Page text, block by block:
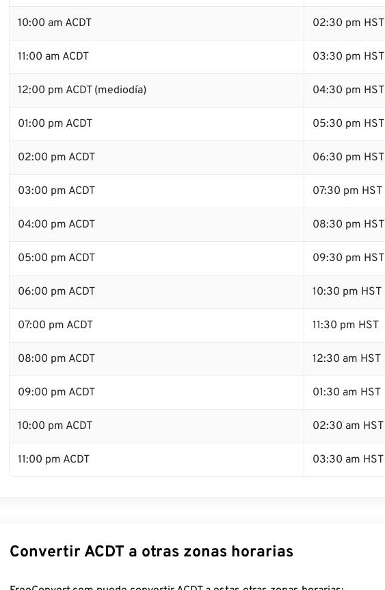
10:00 am ACDT 02:30 pm HST
11:00 am ACDT 03:30 pm HST
12:00 pm ACDT (mediodía) 04:30 pm HST
01:00 pm ACDT 05:30 pm HST
02:00 pm ACDT 06:30 pm HST
03:00 pm ACDT 07:30 pm HST
04:00 pm ACDT 08:30 pm HST
05:00 pm ACDT 09:30 pm HST
06:00 pm ACDT 10:30 pm HST
07:00 pm ACDT 11:30 pm HST
08:00 pm ACDT 12:30 am HST
09:00 pm ACDT 01:30 am HST
10:00 pm ACDT 02:30 am HST
11:00 pm ACDT 03:30 am HST
Convertir ACDT a otras zonas horarias